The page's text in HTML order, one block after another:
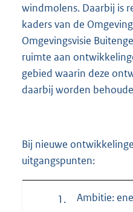
windmolens. Daarbij is
kaders van de
Omgevingsvisie
ruimte aan
gebied waarin deze
daarbij worden
Bij nieuwe
uitgangspunten:
1.
Ambitie: